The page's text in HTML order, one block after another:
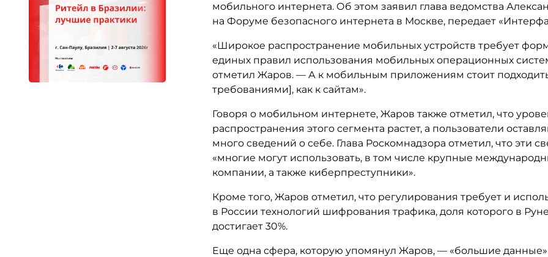
мобильного интернета. Об этом заявил глава ведомства
на Форуме безопасного интернета в Москве, передает
«Широкое распространение мобильных устройств требует
единых правил использования мобильных операционных
отметил Жаров. — А к мобильным приложениям стоит
требованиями], как к сайтам».
Говоря о мобильном интернете, Жаров также отметил, что
распространения этого сегмента растет, а пользователи
много сведений о себе. Глава Роскомнадзора отметил, что эти
«многие могут использовать, в том числе крупные
компании, а также киберпреступники».
Кроме того, Жаров отметил, что регулирования требует и
в России технологий шифрования трафика, доля которого в
достигает 30%.
Еще одна сфера, которую упомянул Жаров, — «большие данные»